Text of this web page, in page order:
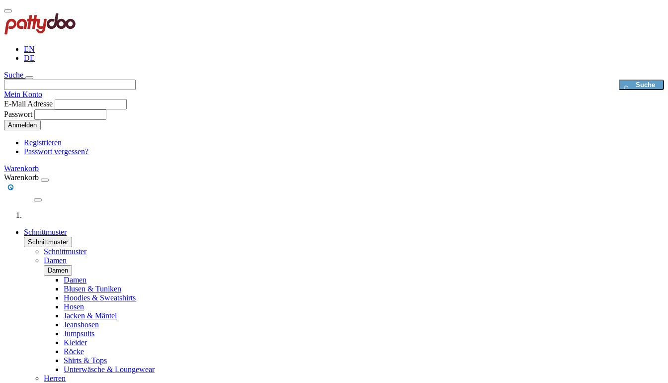
Direkt
zum
Inhalt
EN
DE
Suche
Mein Konto
E-Mail Adresse
Passwort
Anmelden
Registrieren
Passwort vergessen?
Warenkorb
Warenkorb
Schnittmuster
Schnittmuster
Schnittmuster
Damen
Damen
Damen
Blusen & Tuniken
Hoodies & Sweatshirts
Hosen
Jacken & Mäntel
Jeanshosen
Jumpsuits
Kleider
Röcke
Shirts & Tops
Unterwäsche & Loungewear
Herren